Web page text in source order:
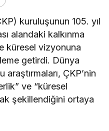
kuruluşunun 105. yıl
alandaki kalkınma
küresel vizyonuna
getirdi. Dünya
ÇKP’nin
ve “küresel
şekillendiğini ortaya